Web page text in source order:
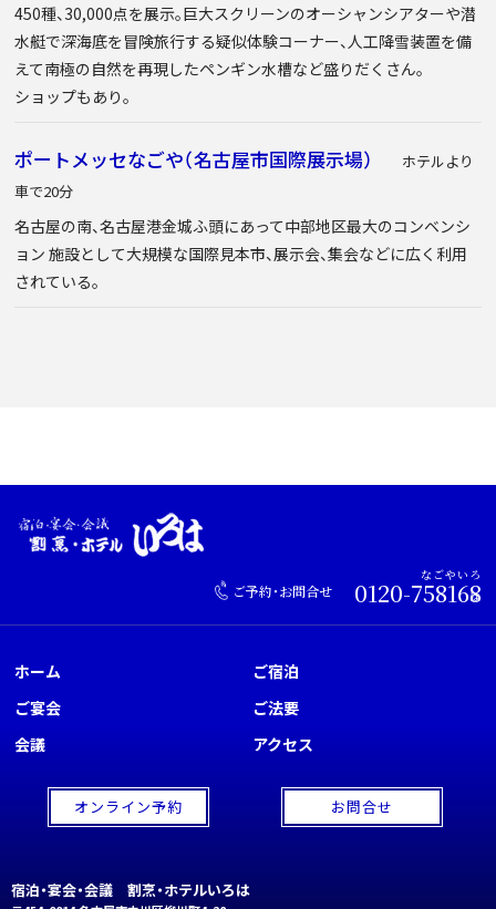
450種、30,000点を展示。巨大スクリーンのオーシャンシアターや潜
水艇で深海底を冒険旅行する疑似体験コーナー、人工降雪装置を備
えて南極の自然を再現したペンギン水槽など盛りだくさん。
ショップもあり。
ポートメッセなごや（名古屋市国際展示場）
ホテルより
車で20分
名古屋の南、名古屋港金城ふ頭にあって中部地区最大のコンベンシ
ョン 施設として大規模な国際見本市、展示会、集会などに広く利用
されている。
ご予約・お問合せ 0120-758168
ホーム
ご宿泊
ご宴会
ご法要
会議
アクセス
オンライン予約 お問合せ
宿泊・宴会・会議 割烹・ホテルいろは